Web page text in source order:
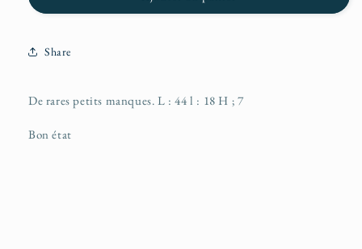
Share
De rares petits manques. L : 44 l : 18 H ; 7
Bon état